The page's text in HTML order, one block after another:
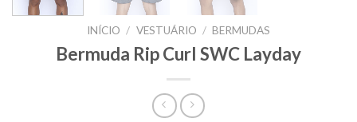
INÍCIO / VESTUÁRIO / BERMUDAS
Bermuda Rip Curl SWC Layday